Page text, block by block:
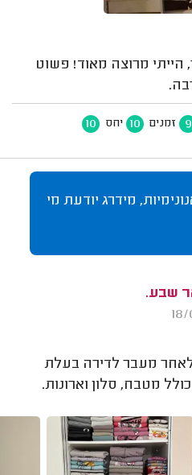
הייתי מרוצה מאוד! פשוט
9 זמנים 10 יחס 10
מידרג יודעת מי
שבע.
לאחר מעבר לדירה בעלת
מטבח, סלון וארונות.